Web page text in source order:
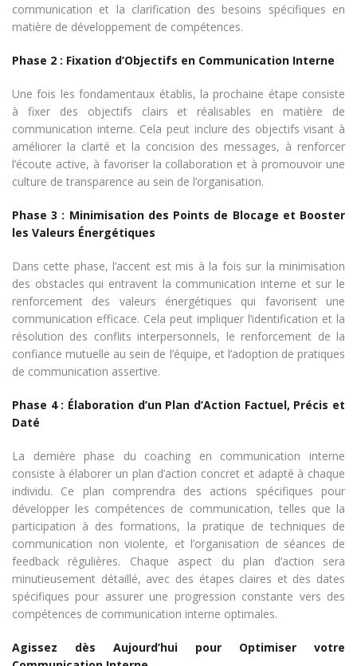
communication et la clarification des besoins spécifiques en
matière de développement de compétences.
Phase 2 : Fixation d’Objectifs en Communication Interne
Une fois les fondamentaux établis, la prochaine étape consiste
à fixer des objectifs clairs et réalisables en matière de
communication interne. Cela peut inclure des objectifs visant à
améliorer la clarté et la concision des messages, à renforcer
l’écoute active, à favoriser la collaboration et à promouvoir une
culture de transparence au sein de l’organisation.
Phase 3 : Minimisation des Points de Blocage et Booster
les Valeurs Énergétiques
Dans cette phase, l’accent est mis à la fois sur la minimisation
des obstacles qui entravent la communication interne et sur le
renforcement des valeurs énergétiques qui favorisent une
communication efficace. Cela peut impliquer l’identification et la
résolution des conflits interpersonnels, le renforcement de la
confiance mutuelle au sein de l’équipe, et l’adoption de pratiques
de communication assertive.
Phase 4 : Élaboration d’un Plan d’Action Factuel, Précis et
Daté
La dernière phase du coaching en communication interne
consiste à élaborer un plan d’action concret et adapté à chaque
individu. Ce plan comprendra des actions spécifiques pour
développer les compétences de communication, telles que la
participation à des formations, la pratique de techniques de
communication non violente, et l’organisation de séances de
feedback régulières. Chaque aspect du plan d’action sera
minutieusement détaillé, avec des étapes claires et des dates
spécifiques pour assurer une progression constante vers des
compétences de communication interne optimales.
Agissez dès Aujourd’hui pour Optimiser votre